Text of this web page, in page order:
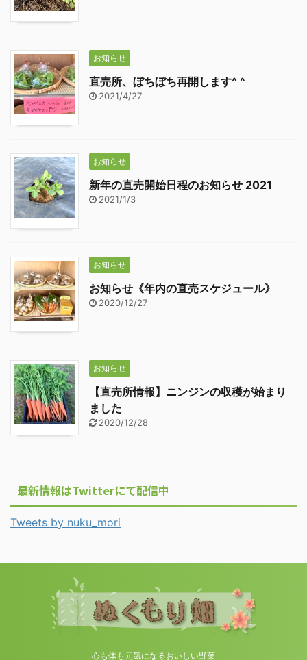
お知らせ
直売所、ぼちぼち再開します^ ^
2021/4/27
お知らせ
新年の直売開始日程のお知らせ 2021
2021/1/3
お知らせ
お知らせ《年内の直売スケジュール》
2020/12/27
お知らせ
【直売所情報】ニンジンの収穫が始まり
ました
2020/12/28
最新情報はTwitterにて配信中
Tweets by nuku_mori
心も体も元気になるおいしい野菜